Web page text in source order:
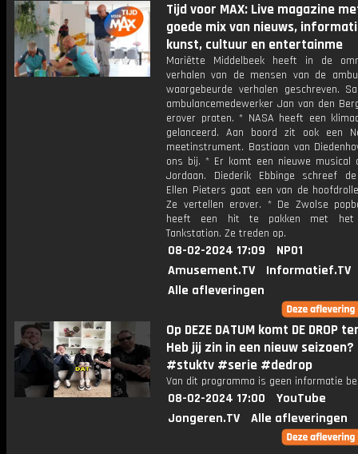
Tijd voor MAX: Live magazine
goede mix van nieuws,
kunst, cultuur en entertainme
Mariëtte Middelbeek heeft in de
verhalen van de mensen van de
waargebeurde verhalen geschreven.
ambulancemedewerker Jan van den
erover praten. * NASA heeft een
gelanceerd. Aan boord zit ook een
meetinstrument. Bastiaan van
ons bij. * Er komt een nieuwe musical
Jordaan. Diederik Ebbinge schreef
Ellen Pieters gaat een van de
Ze vertellen erover. * De Zwolse
heeft een hit te pakken met het
Tankstation. Ze treden op.
08-02-2024 17:09
NPO1
Amusement.TV
Informatief.TV
Alle afleveringen
Op DEZE DATUM komt DE DROP
Heb jij zin in een nieuw seizoen?
#stuktv #serie #dedrop
Van dit programma is geen informatie
08-02-2024 17:00
YouTube
Jongeren.TV
Alle afleveringen